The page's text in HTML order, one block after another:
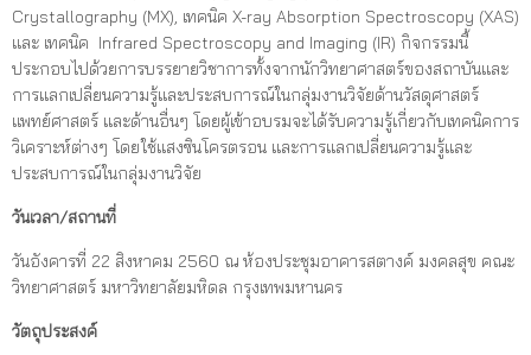
Crystallography (MX), เทคนิค X-ray Absorption Spectroscopy (XAS)
และ เทคนิค Infrared Spectroscopy and Imaging (IR) กิจกรรมนี้
ประกอบไปด้วยการบรรยายวิชาการทั้งจากนักวิทยาศาสตร์ของสถาบันและ
การแลกเปลี่ยนความรู้และประสบการณ์ในกลุ่มงานวิจัยด้านวัสดุศาสตร์
แพทย์ศาสตร์ และด้านอื่นๆ โดยผู้เข้าอบรมจะได้รับความรู้เกี่ยวกับเทคนิคการ
วิเคราะห์ต่างๆ โดยใช้แสงซินโครตรอน และการแลกเปลี่ยนความรู้และ
ประสบการณ์ในกลุ่มงานวิจัย
วันเวลา/สถานที่
วันอังคารที่ 22 สิงหาคม 2560 ณ ห้องประชุมอาคารสตางค์ มงคลสุข คณะ
วิทยาศาสตร์ มหาวิทยาลัยมหิดล กรุงเทพมหานคร
วัตถุประสงค์